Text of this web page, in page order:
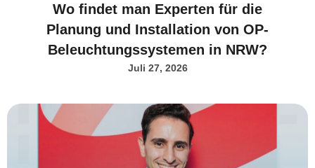
Wo findet man Experten für die
Planung und Installation von OP-
Beleuchtungssystemen in NRW?
Juli 27, 2026